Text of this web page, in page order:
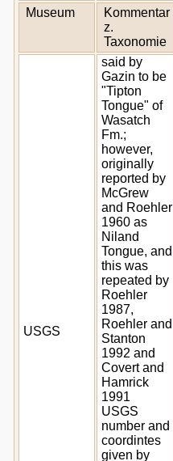
Museum
Kommentar
z.
Taxonomie
USGS
said by
Gazin to be
"Tipton
Tongue" of
Wasatch
Fm.;
however,
originally
reported by
McGrew
and Roehler
1960 as
Niland
Tongue, and
this was
repeated by
Roehler
1987,
Roehler and
Stanton
1992 and
Covert and
Hamrick
1991
USGS
number and
coordintes
given by